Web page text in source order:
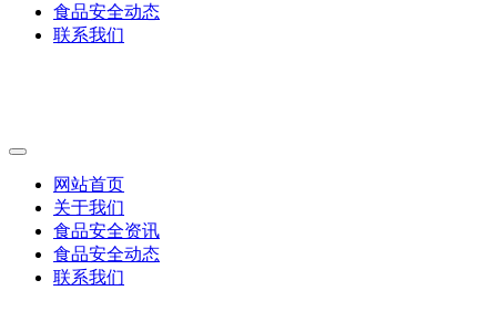
食品安全动态
联系我们
网站首页
关于我们
食品安全资讯
食品安全动态
联系我们